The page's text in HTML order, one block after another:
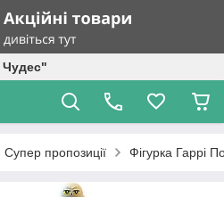
Чудес"
Супер пропозиції Фігурка Гаррі